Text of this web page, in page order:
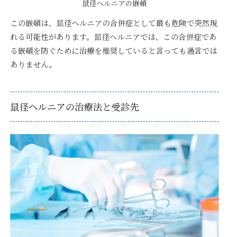
鼠径ヘルニアの嵌頓
この嵌頓は、鼠径ヘルニアの合併症として最も危険で突然現
れる可能性があります。鼠径ヘルニアでは、この合併症であ
る嵌頓を防ぐために治療を推奨していると言っても過言では
ありません。
鼠径ヘルニアの治療法と受診先